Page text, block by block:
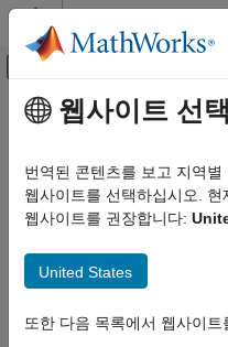
콘텐츠로 바로 가기
오프캔버스 탐
문서 홈
Predictive Maintenance Toolbox
카테고리
Predictive Maintenance Toolbox 시
응용 분야
시스템 데이터 관리하기
주요 콘텐츠
결함 검출 및 진
상태 모니터링 및 결함 검
딥러닝 모델 훈련
그리고 결함 상태가 있는
진단이 포함됩니다. 상태
분석해서 현재 시스템의
웹사이트 선택
번역된 콘텐츠를 보고 지역
웹사이트를 선택하십시오.
웹사이트를 권장합니다:
United States
또한 다음 목록에서 웹사이